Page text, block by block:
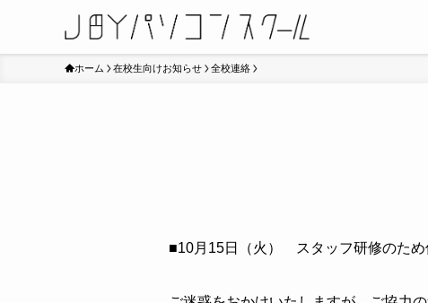
ホーム 在校生向けお知らせ 全校連絡
■10月15日（火） スタッフ研修のため